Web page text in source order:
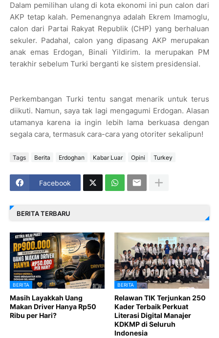
Dalam pemilihan ulang di kota ekonomi ini pun calon dari
AKP tetap kalah. Pemenangnya adalah Ekrem Imamoglu,
calon dari Partai Rakyat Republik (CHP) yang berhaluan
sekuler. Padahal, calon yang dipasang AKP merupakan
anak emas Erdogan, Binali Yildirim. Ia merupakan PM
terakhir sebelum Turki berganti ke sistem presidensial.
Perkembangan Turki tentu sangat menarik untuk terus
diikuti. Namun, saya tak lagi mengagumi Erdogan. Alasan
utamanya karena ia ingin lebih lama berkuasa dengan
segala cara, termasuk cara-cara yang otoriter sekalipun!
Tags Berita Erdoghan Kabar Luar Opini Turkey
Facebook
BERITA TERBARU
BERITA
Masih Layakkah Uang
Makan Driver Hanya Rp50
Ribu per Hari?
BERITA
Relawan TIK Terjunkan 250
Kader Terbaik Perkuat
Literasi Digital Manajer
KDKMP di Seluruh
Indonesia